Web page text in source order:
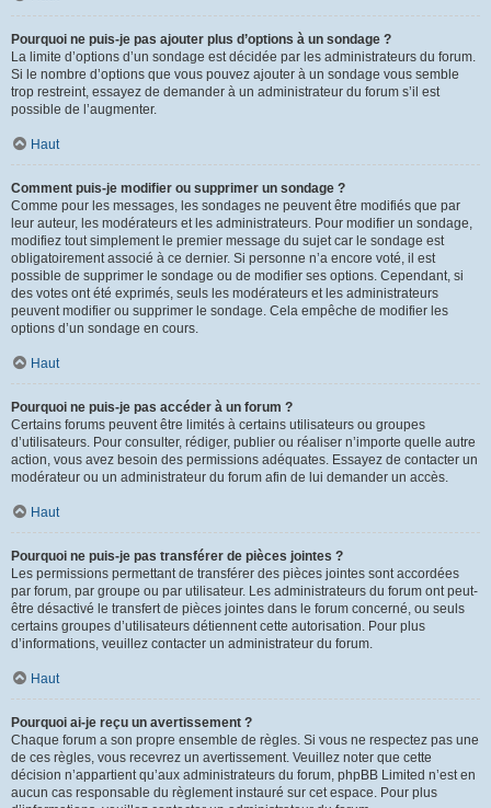
Pourquoi ne puis-je pas ajouter plus d’options à un sondage ?
La limite d’options d’un sondage est décidée par les administrateurs du forum.
Si le nombre d’options que vous pouvez ajouter à un sondage vous semble
trop restreint, essayez de demander à un administrateur du forum s’il est
possible de l’augmenter.
Haut
Comment puis-je modifier ou supprimer un sondage ?
Comme pour les messages, les sondages ne peuvent être modifiés que par
leur auteur, les modérateurs et les administrateurs. Pour modifier un sondage,
modifiez tout simplement le premier message du sujet car le sondage est
obligatoirement associé à ce dernier. Si personne n’a encore voté, il est
possible de supprimer le sondage ou de modifier ses options. Cependant, si
des votes ont été exprimés, seuls les modérateurs et les administrateurs
peuvent modifier ou supprimer le sondage. Cela empêche de modifier les
options d’un sondage en cours.
Haut
Pourquoi ne puis-je pas accéder à un forum ?
Certains forums peuvent être limités à certains utilisateurs ou groupes
d’utilisateurs. Pour consulter, rédiger, publier ou réaliser n’importe quelle autre
action, vous avez besoin des permissions adéquates. Essayez de contacter un
modérateur ou un administrateur du forum afin de lui demander un accès.
Haut
Pourquoi ne puis-je pas transférer de pièces jointes ?
Les permissions permettant de transférer des pièces jointes sont accordées
par forum, par groupe ou par utilisateur. Les administrateurs du forum ont peut-
être désactivé le transfert de pièces jointes dans le forum concerné, ou seuls
certains groupes d’utilisateurs détiennent cette autorisation. Pour plus
d’informations, veuillez contacter un administrateur du forum.
Haut
Pourquoi ai-je reçu un avertissement ?
Chaque forum a son propre ensemble de règles. Si vous ne respectez pas une
de ces règles, vous recevrez un avertissement. Veuillez noter que cette
décision n’appartient qu’aux administrateurs du forum, phpBB Limited n’est en
aucun cas responsable du règlement instauré sur cet espace. Pour plus